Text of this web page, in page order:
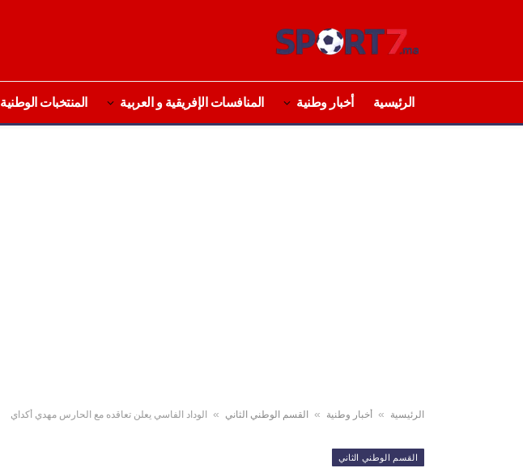
الرئيسية أخبار وطنية المنافسات الإفريقية و العربية المنتخبات الوطنية
الرئيسية » أخبار وطنية » القسم الوطني الثاني » الوداد الفاسي يعلن تعاقده مع الحارس مهدي أكداي
القسم الوطني الثاني